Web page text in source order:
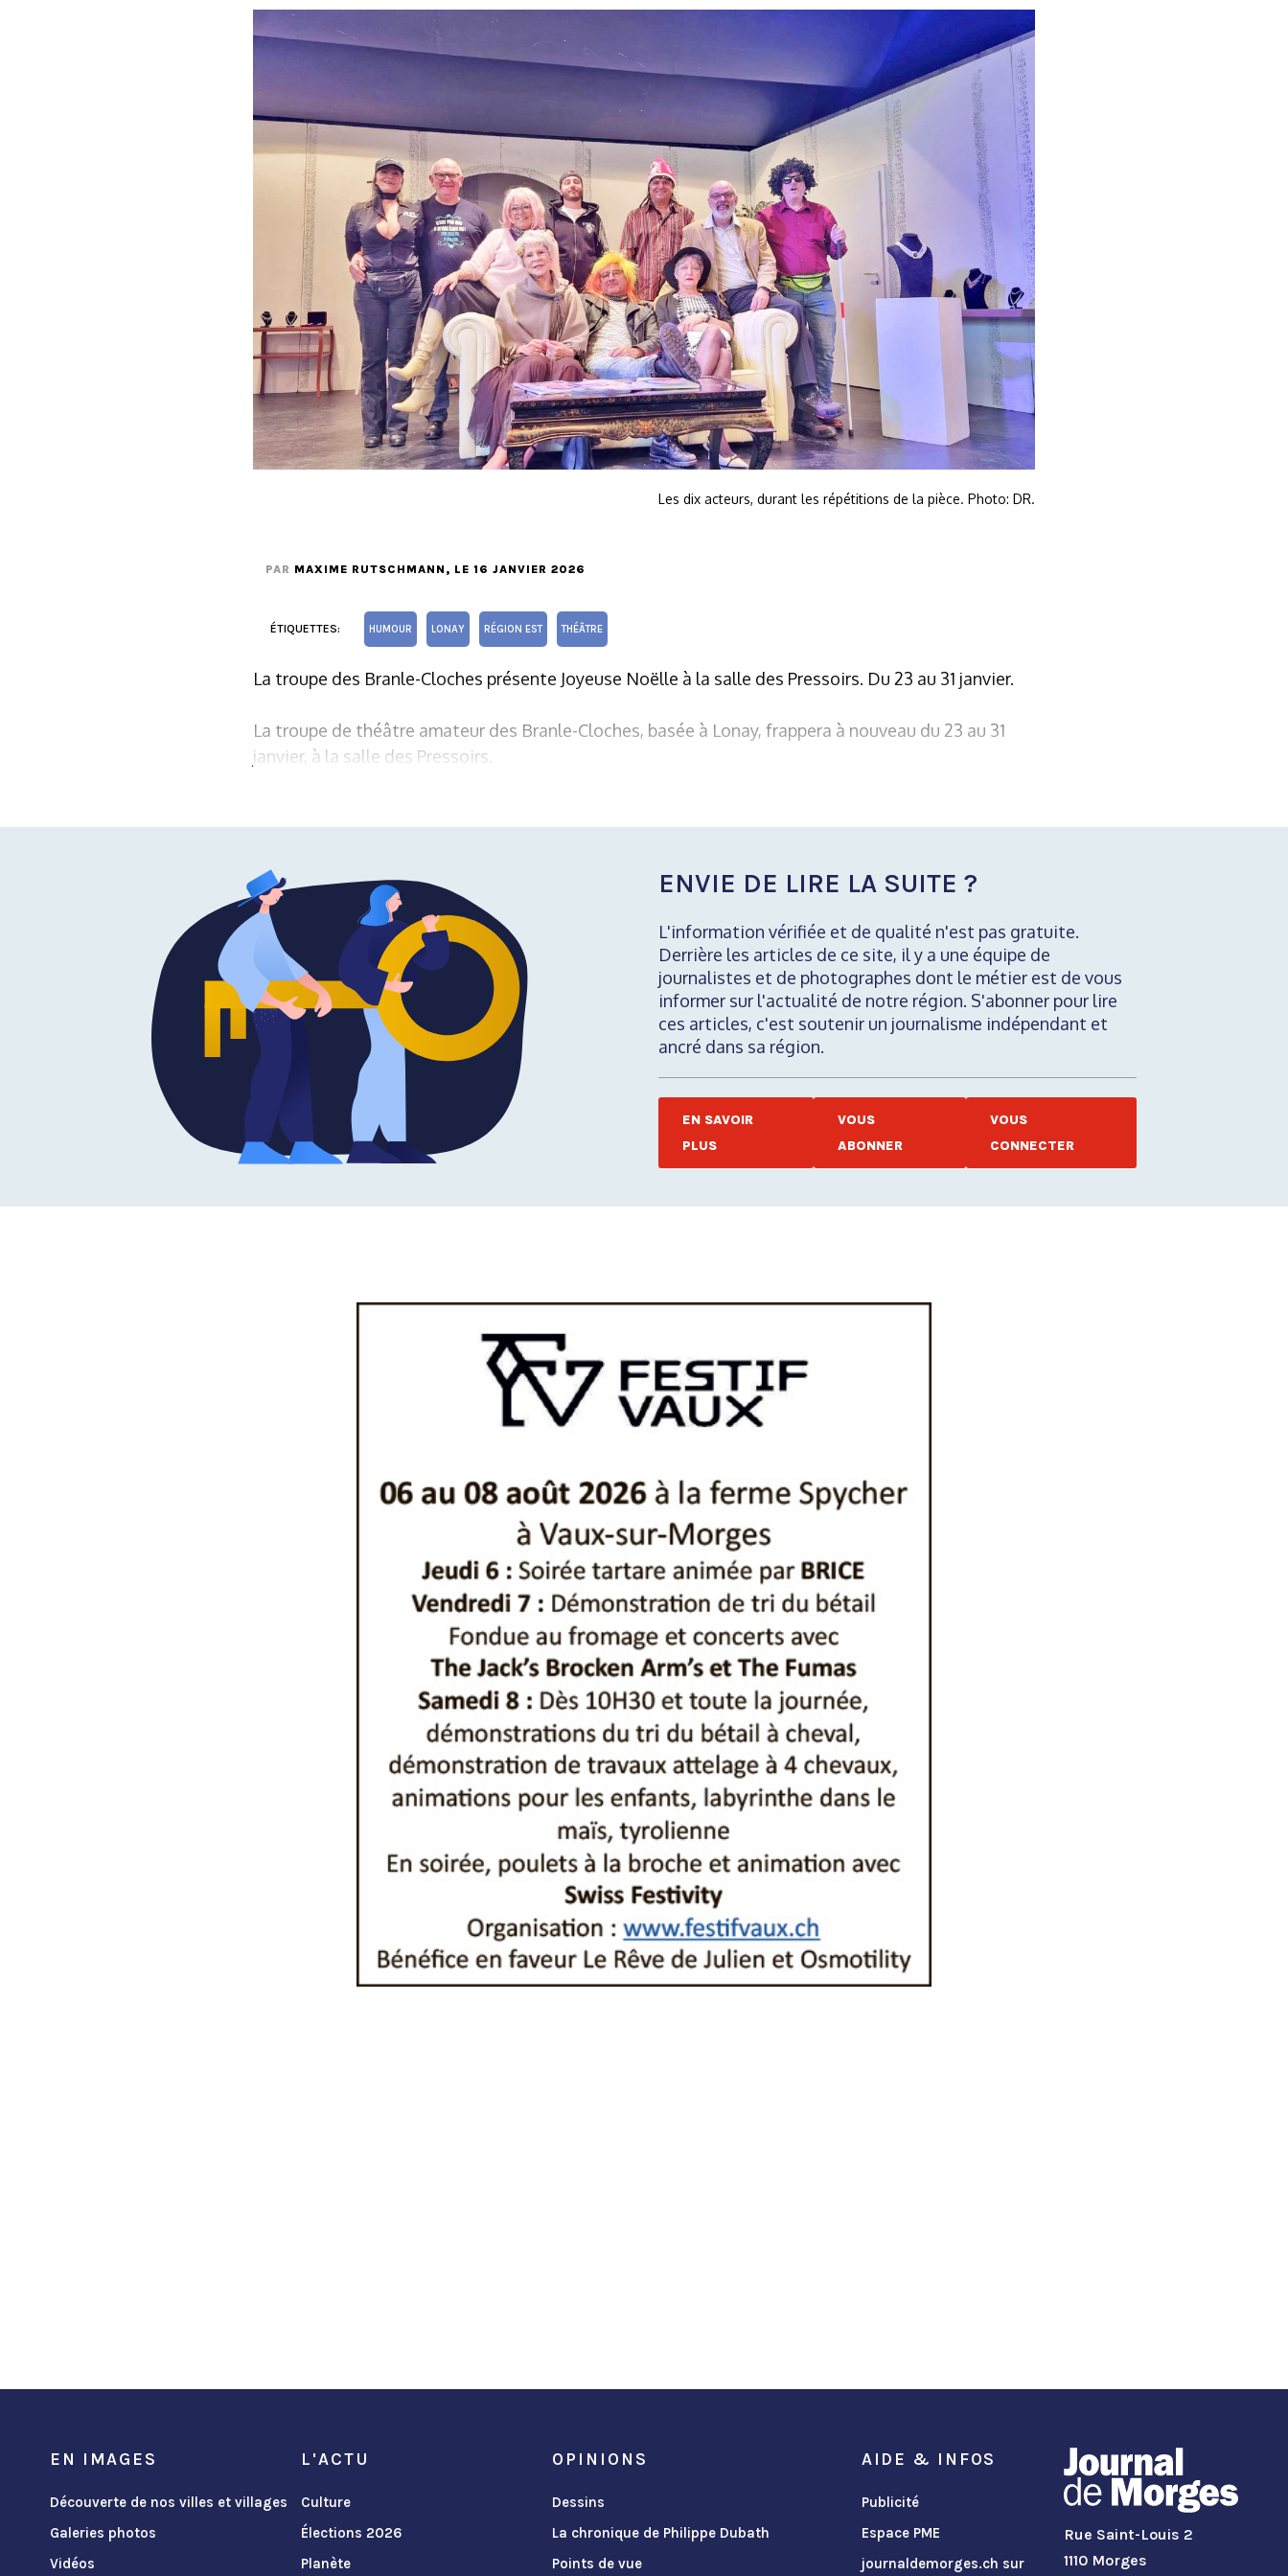
Les dix acteurs, durant les répétitions de la pièce. Photo: DR.
PAR MAXIME RUTSCHMANN , LE 16 JANVIER 2026
ÉTIQUETTES: HUMOUR LONAY RÉGION EST THÉÂTRE
La troupe des Branle-Cloches présente Joyeuse Noëlle à la salle des Pressoirs. Du 23 au 31 janvier.
La troupe de théâtre amateur des Branle-Cloches, basée à Lonay, frappera à nouveau du 23 au 31
janvier, à la salle des Pressoirs.
ENVIE DE LIRE LA SUITE ?
L'information vérifiée et de qualité n'est pas gratuite.
Derrière les articles de ce site, il y a une équipe de
journalistes et de photographes dont le métier est de vous
informer sur l'actualité de notre région. S'abonner pour lire
ces articles, c'est soutenir un journalisme indépendant et
ancré dans sa région.
EN SAVOIR
PLUS
VOUS
ABONNER
VOUS
CONNECTER
EN IMAGES
Découverte de nos villes et villages
Galeries photos
Vidéos
L'ACTU
Culture
Élections 2026
Planète
OPINIONS
Dessins
La chronique de Philippe Dubath
Points de vue
AIDE & INFOS
Publicité
Espace PME
journaldemorges.ch sur
Rue Saint-Louis 2
1110 Morges